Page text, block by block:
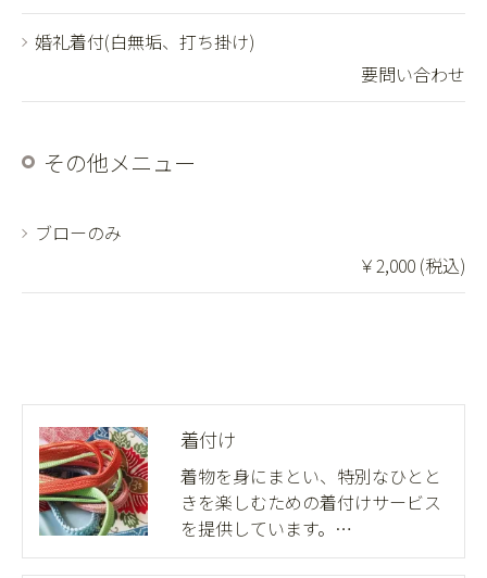
婚礼着付(白無垢、打ち掛け)
要問い合わせ
その他メニュー
ブローのみ
￥2,000 (税込)
着付け
着物を身にまとい、特別なひとと
きを楽しむための着付けサービス
を提供しています。…